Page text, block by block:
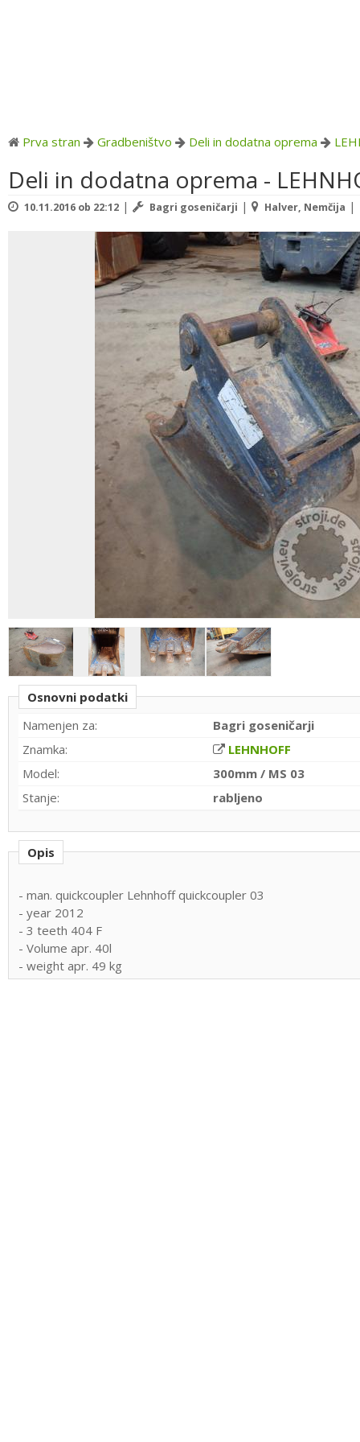
Prva stran Gradbeništvo Deli in dodatna oprema
Deli in dodatna oprema -
10.11.2016 ob 22:12 | Bagri goseničarji | Halver, Nemčija |
Osnovni podatki
Namenjen za:
Bagri goseničarji
Znamka:
LEHNHOFF
Model:
300mm / MS 03
Stanje:
rabljeno
Opis
- man. quickcoupler Lehnhoff quickcoupler 03
- year 2012
- 3 teeth 404 F
- Volume apr. 40l
- weight apr. 49 kg